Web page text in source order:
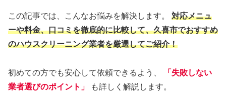
この記事では、こんなお悩みを解決します。 対応メニュ
ーや料金、口コミを徹底的に比較して、久喜市でおすすめ
のハウスクリーニング業者を厳選してご紹介！
初めての方でも安心して依頼できるよう、
「失敗しない
業者選びのポイント」
も詳しく解説します。